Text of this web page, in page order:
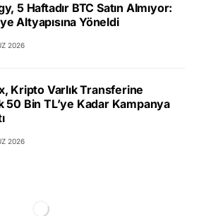
5 Haftadır BTC Satın Almıyor:
Altyapısına Yöneldi
2026
Kripto Varlık Transferine
50 Bin TL’ye Kadar Kampanya
2026